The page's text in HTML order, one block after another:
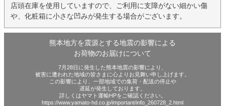
店頭在庫を使用していますので、ご利用に支障がない細かい傷
や、化粧箱に小さな凹みが発生する場合がございます。
熊本地方を震源とする地震の影響による
お荷物のお届けについて
7月28日に発生した熊本地震の影響により、
被害に遭われた地域の皆さまに心よりお見舞い申し上げます。
この影響により、一部地域での集荷・配送の停止や
遅延が発生しております。
詳しくはヤマト運輸HPをご確認ください。
https://www.yamato-hd.co.jp/important/info_260728_2.html